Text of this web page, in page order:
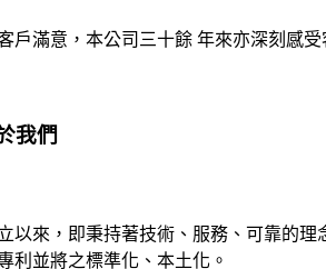
戶滿意，本公司三十餘 年來亦深刻感
我們
以來，即秉持著技術、服務、可靠的
利並將之標準化、本土化。